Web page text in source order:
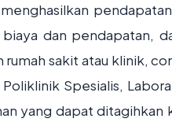
dan pendapatan,
rumah sakit atau klinik,
Poliklinik Spesialis,
yang dapat